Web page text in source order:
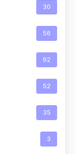
30
56
92
52
35
3